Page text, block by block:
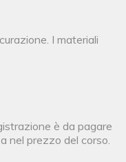
I materiali
è da pagare
nel prezzo del corso.